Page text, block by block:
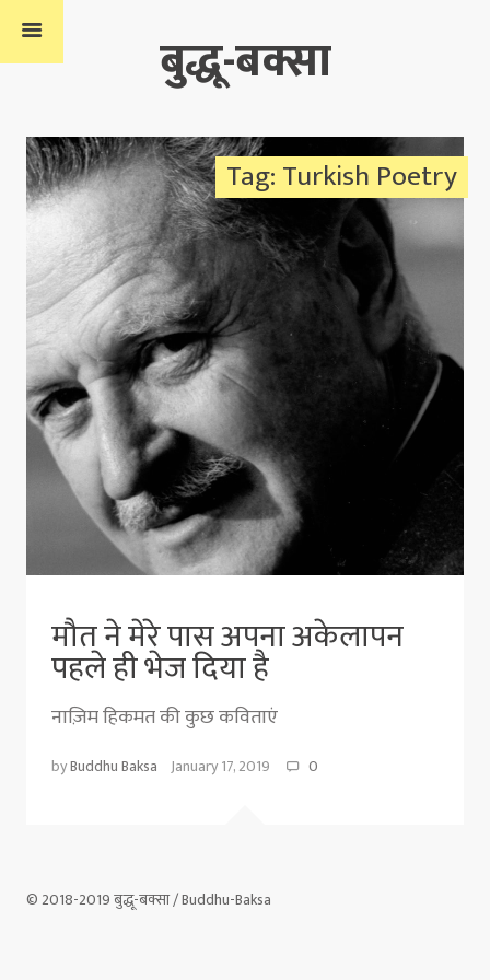
बुद्धू-बक्सा
Tag: Turkish Poetry
मौत ने मेरे पास अपना अकेलापन
पहले ही भेज दिया है
नाज़िम हिकमत की कुछ कविताएं
byBuddhu Baksa January 17, 2019 0
© 2018-2019 बुद्धू-बक्सा / Buddhu-Baksa